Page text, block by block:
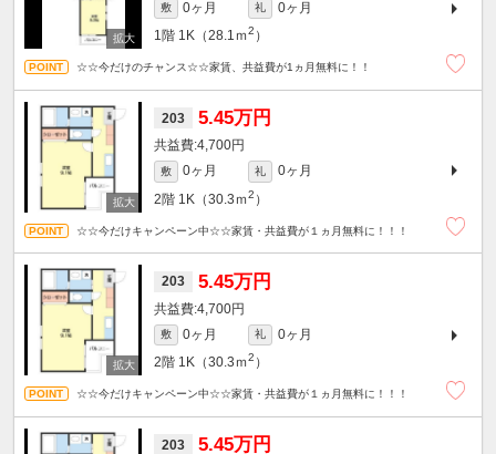
敷 0ヶ月 礼
0ヶ月
1階 1K（28.1ｍ2 ）
☆☆今だけのチャンス☆☆家賃、共益費が1ヵ月無料に！！
203 5.45万円
4,700円
敷 0ヶ月 礼
0ヶ月
2階 1K（30.3ｍ2 ）
☆☆今だけキャンペーン中☆☆家賃・共益費が１ヵ月無料に！！！
203 5.45万円
4,700円
敷 0ヶ月 礼
0ヶ月
2階 1K（30.3ｍ2 ）
☆☆今だけキャンペーン中☆☆家賃・共益費が１ヵ月無料に！！！
203 5.45万円